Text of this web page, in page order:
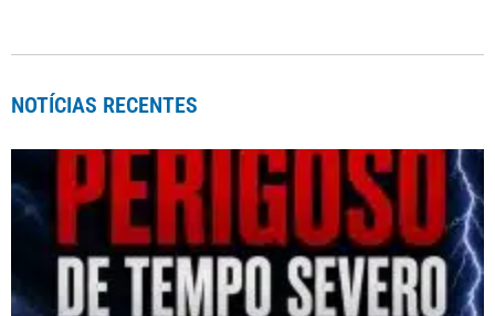
NOTÍCIAS RECENTES